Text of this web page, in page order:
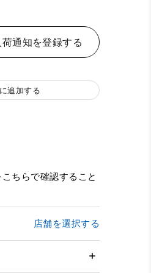
通知を登録する
追加する
ちらで確認すること
店舗を選択する